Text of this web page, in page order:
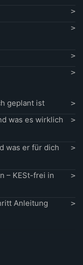
geplant ist
was es wirklich
was er für dich
– KESt-frei in
Anleitung